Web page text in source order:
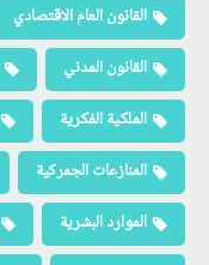
القانون العام الاقتصادي
القانون المدني
الملكية الفكرية
المنازعات الجمركية
الموارد البشرية